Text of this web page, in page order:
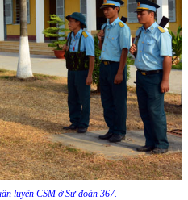
luyện CSM ở Sư đoàn 367.